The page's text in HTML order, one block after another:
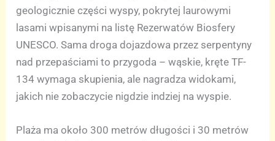
geologicznie części wyspy, pokrytej laurowymi
lasami wpisanymi na listę Rezerwatów Biosfery
UNESCO. Sama droga dojazdowa przez serpentyny
nad przepaściami to przygoda – wąskie, kręte TF-
134 wymaga skupienia, ale nagradza widokami,
jakich nie zobaczycie nigdzie indziej na wyspie.
Plaża ma około 300 metrów długości i 30 metrów